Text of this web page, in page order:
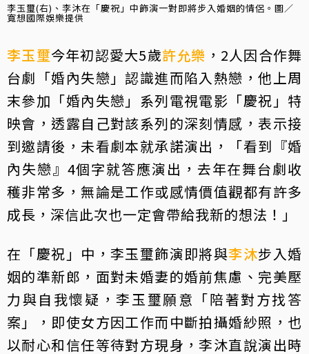
李玉璽(右)、李沐在「慶祝」中飾演一對即將步入婚姻的情侶。圖／
寬想國際娛樂提供
李玉璽今年初認愛大5歲許允樂 ，2人因合作舞
台劇「婚內失戀」認識進而陷入熱戀，他上周
末參加「婚內失戀」系列電視電影「慶祝」特
映會，透露自己對該系列的深刻情感，表示接
到邀請後，未看劇本就承諾演出，「看到『婚
內失戀』4個字就答應演出，去年在舞台劇收
穫非常多，無論是工作或感情價值觀都有許多
成長，深信此次也一定會帶給我新的想法！」
在「慶祝」中，李玉璽飾演即將與李沐步入婚
姻的準新郎，面對未婚妻的婚前焦慮、完美壓
力與自我懷疑，李玉璽願意「陪著對方找答
案」，即使女方因工作而中斷拍攝婚紗照，也
以耐心和信任等待對方現身，李沐直說演出時